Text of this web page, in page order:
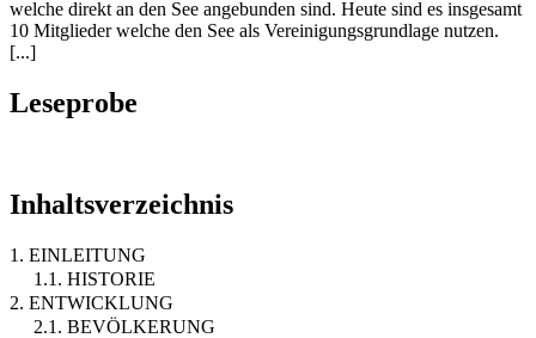
welche direkt an den See angebunden sind. Heute sind es insgesamt
10 Mitglieder welche den See als Vereinigungsgrundlage nutzen.
[...]
Leseprobe
Inhaltsverzeichnis
1. EINLEITUNG
1.1. HISTORIE
2. ENTWICKLUNG
2.1. BEVÖLKERUNG